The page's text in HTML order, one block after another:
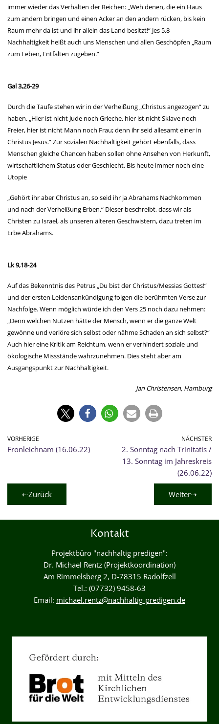
immer wieder das Verhalten der Reichen: „Weh denen, die ein Haus
zum andern bringen und einen Acker an den andern rücken, bis kein
Raum mehr da ist und ihr allein das Land besitzt!“ Jes 5,8
Nachhaltigkeit heißt auch uns Menschen und allen Geschöpfen „Raum
zum Leben, Entfalten zugeben.“
Gal 3,26-29
Durch die Taufe stehen wir in der Verheißung „Christus angezogen“ zu
haben. „Hier ist nicht Jude noch Grieche, hier ist nicht Sklave noch
Freier, hier ist nicht Mann noch Frau; denn ihr seid allesamt einer in
Christus Jesus.“ Zur sozialen Nachhaltigkeit gehört ebenfalls, dass
Menschen gleiche Chancen haben sollen ohne Ansehen von Herkunft,
wirtschaftlichem Status oder Geschlecht. Bis heute immer noch eine
Utopie
„Gehört ihr aber Christus an, so seid ihr ja Abrahams Nachkommen
und nach der Verheißung Erben.“ Dieser beschreibt, dass wir als
Christen zu Israel, als unseren älteren Geschwistern, dazu treten im
Erbe Abrahams.
Lk 9,18-24
Auf das Bekenntnis des Petrus „Du bist der Christus/Messias Gottes!“
und der ersten Leidensankündigung folgen die berühmten Verse zur
Nachfolge. Wenn möglich würde ich den Vers 25 noch dazu nehmen:
„Denn welchen Nutzen hätte der Mensch, wenn er die ganze Welt
gewönne und verlöre sich selbst oder nähme Schaden an sich selbst?“
Auch hier eine Kritik am Reichtum, wenn er verhindert soziale und
ökologische Missstände wahrzunehmen. Dies steht aber am
Ausgangspunkt zur Nachhaltigkeit.
Jan Christensen, Hamburg
VORHERIGE
Fronleichnam (16.06.22)
NÄCHSTER
2. Sonntag nach Trinitatis /
13. Sonntag im Jahreskreis
(26.06.22)
⇠Zurück Weiter⇢
Kontakt
Projektbüro "nachhaltig predigen":
Dr. Michael Rentz (Projektkoordination)
Am Rimmelsberg 2, D-78315 Radolfzell
Tel.: (07732) 9458-63
Email: michael.rentz@nachhaltig-predigen.de